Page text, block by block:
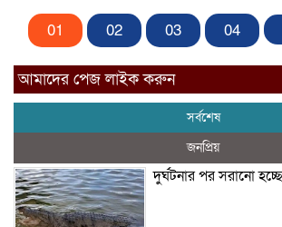
01 02 03 04
আমাদের পেজ লাইক করুন
সর্বশেষ
জনপ্রিয়
দুর্ঘটনার পর সরানো